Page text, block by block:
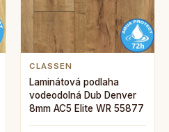
CLASSEN
Laminátová podlaha
vodeodolná Dub Denver
8mm AC5 Elite WR 55877